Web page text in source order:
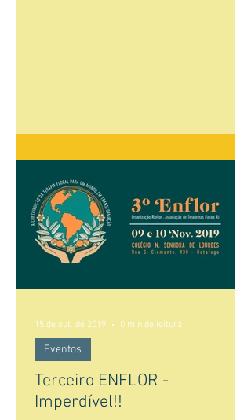
Terceiro ENFLOR -
Imperdível!!
Eventos
15 de out. de 2019 0 min de leitura